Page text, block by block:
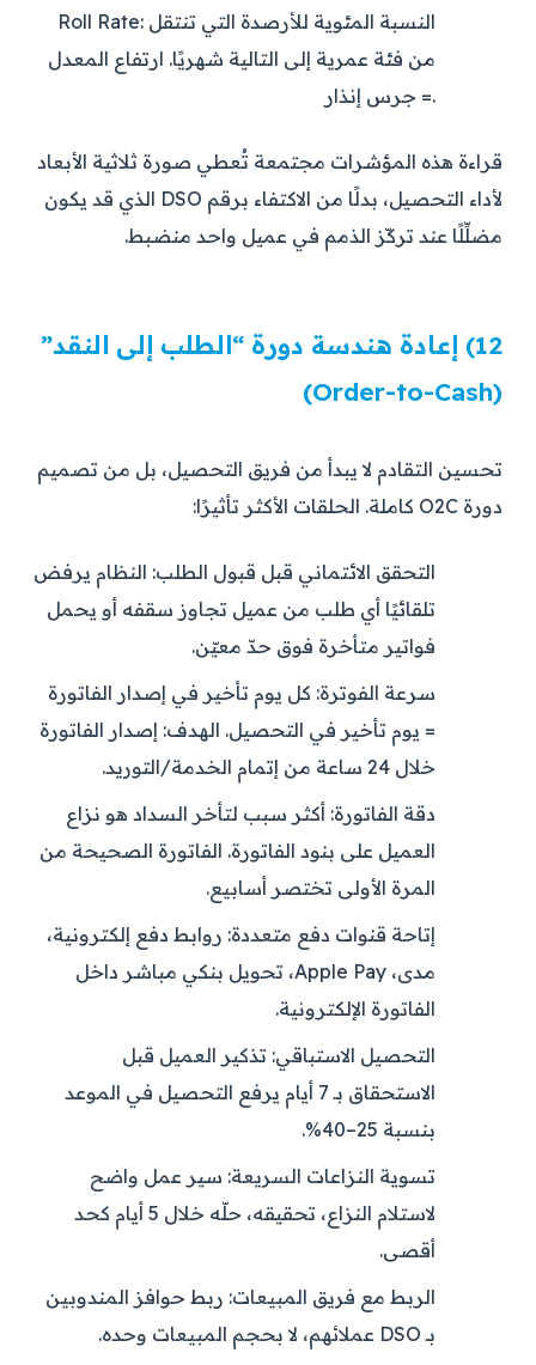
Roll Rate:
من فئة عمرية إلى التالية شهريًا. ارتفاع المعدل
= جرس إنذار.
قراءة هذه المؤشرات مجتمعة تُعطي صورة ثلاثية الأبعاد
لأداء التحصيل، بدلًا من الاكتفاء برقم DSO الذي قد يكون
مضلِّلًا عند تركّز الذمم في عميل واحد منضبط.
12) إعادة هندسة دورة “الطلب إلى النقد”
(Order-to-Cash)
تحسين التقادم لا يبدأ من فريق التحصيل، بل من تصميم
دورة O2C كاملة. الحلقات الأكثر تأثيرًا:
التحقق الائتماني قبل قبول الطلب: النظام يرفض
تلقائيًا أي طلب من عميل تجاوز سقفه أو يحمل
فواتير متأخرة فوق حدّ معيّن.
سرعة الفوترة: كل يوم تأخير في إصدار الفاتورة
= يوم تأخير في التحصيل. الهدف: إصدار الفاتورة
خلال 24 ساعة من إتمام الخدمة/التوريد.
دقة الفاتورة: أكثر سبب لتأخر السداد هو نزاع
العميل على بنود الفاتورة. الفاتورة الصحيحة من
المرة الأولى تختصر أسابيع.
إتاحة قنوات دفع متعددة: روابط دفع إلكترونية،
مدى، Apple Pay، تحويل بنكي مباشر داخل
الفاتورة الإلكترونية.
التحصيل الاستباقي: تذكير العميل قبل
الاستحقاق بـ 7 أيام يرفع التحصيل في الموعد
بنسبة 25–40%.
تسوية النزاعات السريعة: سير عمل واضح
لاستلام النزاع، تحقيقه، حلّه خلال 5 أيام كحد
أقصى.
الربط مع فريق المبيعات: ربط حوافز المندوبين
بـ DSO عملائهم، لا بحجم المبيعات وحده.